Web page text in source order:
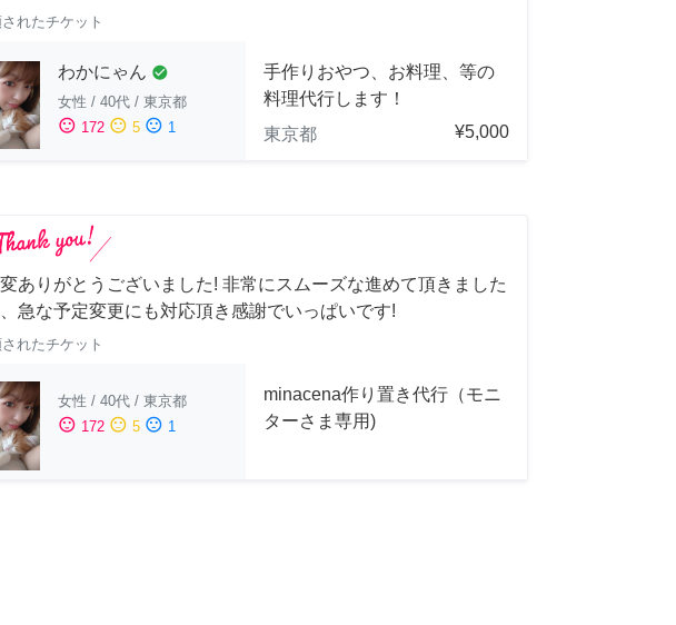
れたチケット
わかにゃん check_circle
女性 / 40代 / 東京都
sentiment_satisfied 172 sentiment_neutral 5 sentiment_dissatisfied 1
手作りおやつ、お料理、等の
料理代行します！
東京都
¥5,000
ありがとうございました! 非常にスムーズな進めて頂きました
、急な予定変更にも対応頂き感謝でいっぱいです!
れたチケット
女性 / 40代 / 東京都
sentiment_satisfied 172 sentiment_neutral 5 sentiment_dissatisfied 1
minacena作り置き代行（モニ
ターさま専用)